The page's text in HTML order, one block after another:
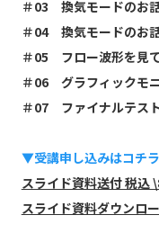
＃03 換気モードのお
＃04 換気モードのお
＃05 フロー波形を見
＃06 グラフィックモ
＃07 ファイナルテス
▼受講申し込みはコチ
スライド資料送付 税込
スライド資料ダウンロ